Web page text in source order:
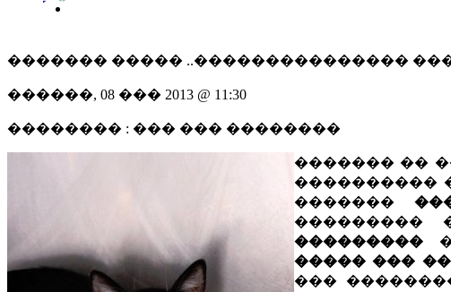
������� ����� ..���������������
������, 08 ��� 2013 @ 11:30
�������� : ��� ��� ��������
������� ��
����������
�������
���������
���������
����� ���
���